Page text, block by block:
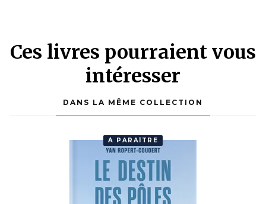
Ces livres pourraient vous
intéresser
DANS LA MÊME COLLECTION
À PARAÎTRE